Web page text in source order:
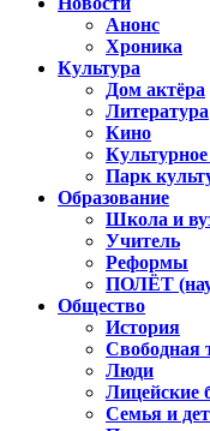
Анонс
Хроника
Культура
Дом актёра
Литература
Кино
Культурное
Парк
Образование
Школа и
Учитель
Реформы
ПОЛЁТ
Общество
История
Свободная
Люди
Лицейские
Семья и